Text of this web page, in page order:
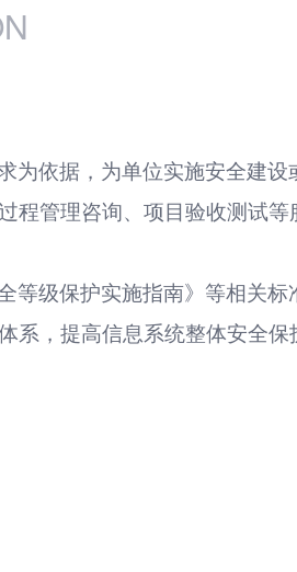
为依据，为单位实施安全建设
程管理咨询、项目验收测试等
等级保护实施指南》等相关标
，提高信息系统整体安全保